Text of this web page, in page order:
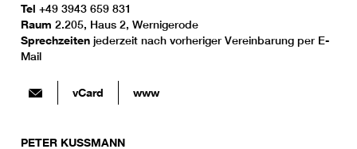
Tel +49 3943 659 831
Raum 2.205, Haus 2, Wernigerode
Sprechzeiten jederzeit nach vorheriger Vereinbarung per E-
Mail
vCard www
PETER KUSSMANN